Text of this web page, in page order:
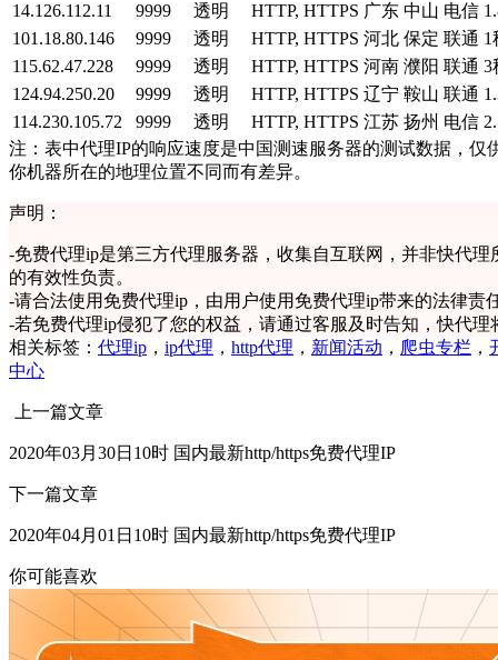
14.126.112.11
9999 透明 HTTP, HTTPS 广东 中山 电信
101.18.80.146
9999 透明 HTTP, HTTPS 河北 保定 联通 1
115.62.47.228
9999 透明 HTTP, HTTPS 河南 濮阳 联通 3
124.94.250.20
9999 透明 HTTP, HTTPS 辽宁 鞍山 联通
114.230.105.72
9999 透明 HTTP, HTTPS 江苏 扬州 电信
注：表中代理IP的响应速度是中国测速服务器的测试数据，仅
你机器所在的地理位置不同而有差异。
声明：
-免费代理ip是第三方代理服务器，收集自互联网，并非快代
的有效性负责。
-请合法使用免费代理ip，由用户使用免费代理ip带来的法律责
-若免费代理ip侵犯了您的权益，请通过客服及时告知，快代理
相关标签： 代理ip ， ip代理 ， http代理 ， 新闻活动 ， 爬虫专栏 ，
中心
上一篇文章
2020年03月30日10时 国内最新http/https免费代理IP
下一篇文章
2020年04月01日10时 国内最新http/https免费代理IP
你可能喜欢